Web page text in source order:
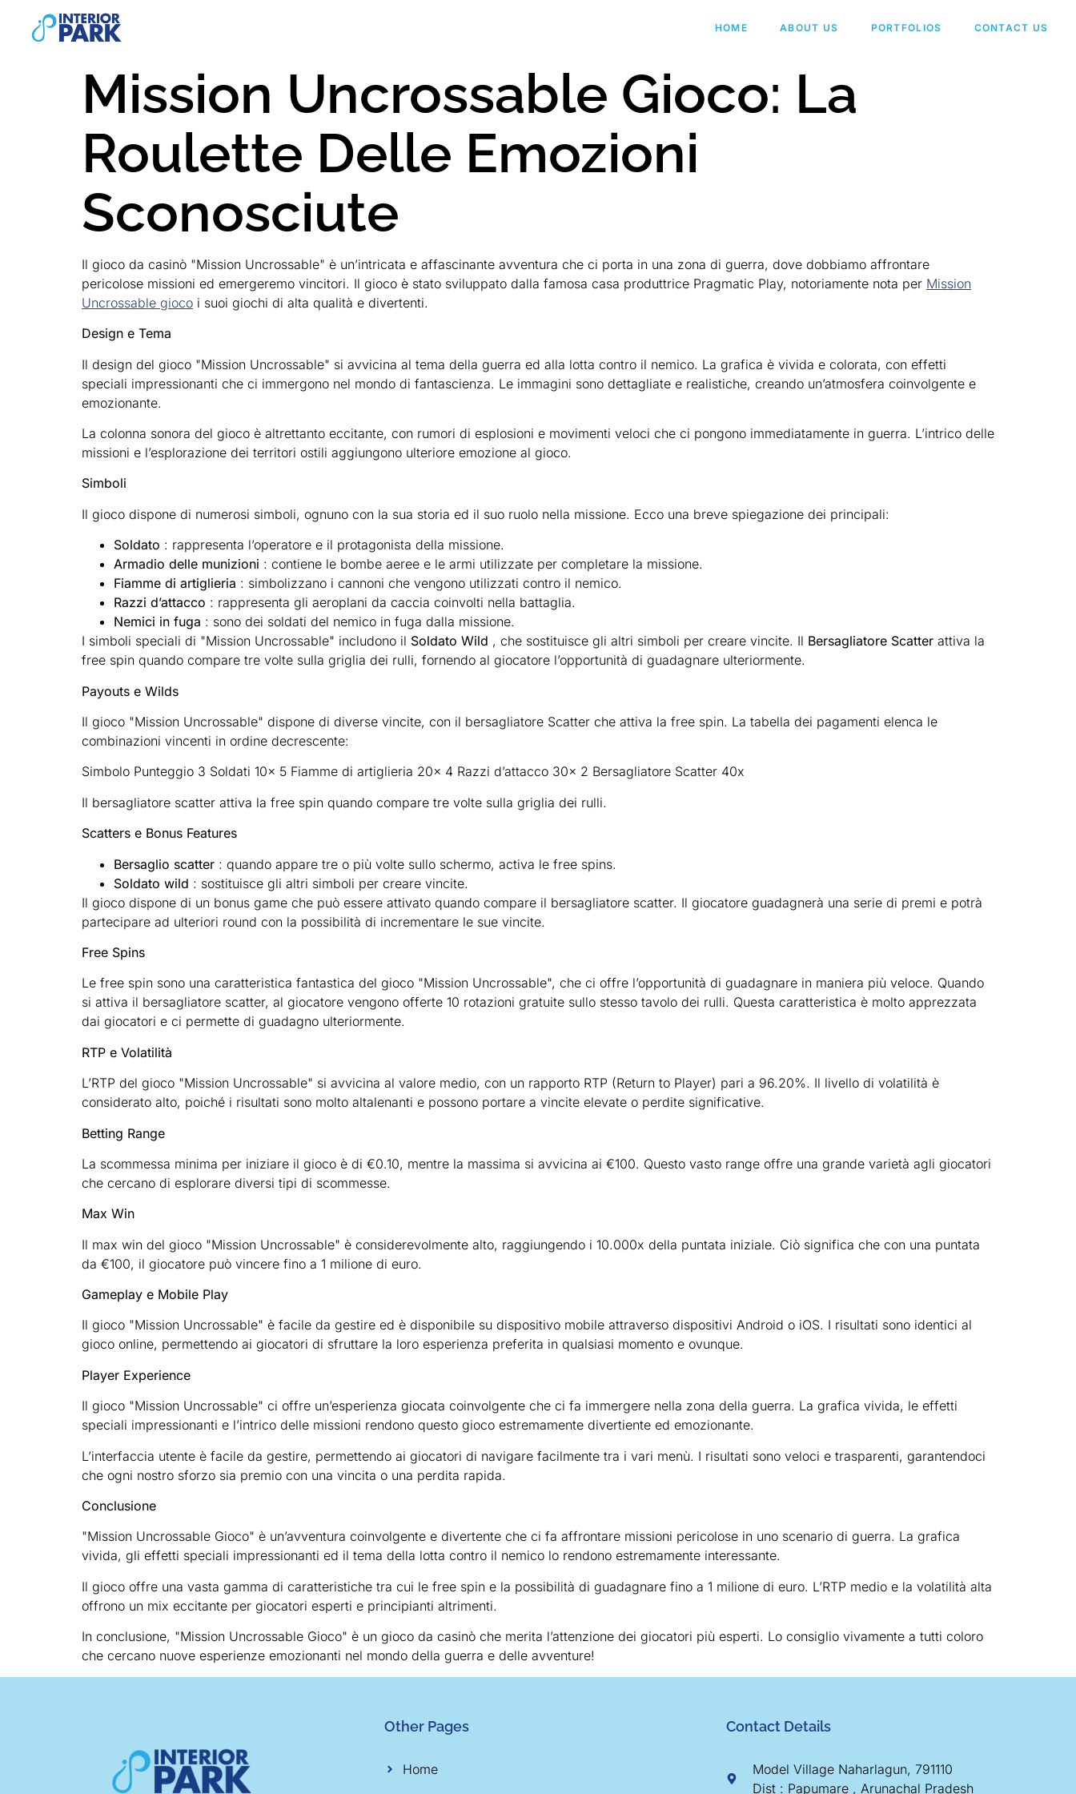
HOME ABOUT US PORTFOLIOS CONTACT US
Mission Uncrossable Gioco: La
Roulette Delle Emozioni
Sconosciute
Il gioco da casinò "Mission Uncrossable" è un’intricata e affascinante avventura che ci porta in una zona di guerra, dove dobbiamo affrontare
pericolose missioni ed emergeremo vincitori. Il gioco è stato sviluppato dalla famosa casa produttrice Pragmatic Play, notoriamente nota per Mission
Uncrossable gioco i suoi giochi di alta qualità e divertenti.
Design e Tema
Il design del gioco "Mission Uncrossable" si avvicina al tema della guerra ed alla lotta contro il nemico. La grafica è vivida e colorata, con effetti
speciali impressionanti che ci immergono nel mondo di fantascienza. Le immagini sono dettagliate e realistiche, creando un’atmosfera coinvolgente e
emozionante.
La colonna sonora del gioco è altrettanto eccitante, con rumori di esplosioni e movimenti veloci che ci pongono immediatamente in guerra. L’intrico delle
missioni e l’esplorazione dei territori ostili aggiungono ulteriore emozione al gioco.
Simboli
Il gioco dispone di numerosi simboli, ognuno con la sua storia ed il suo ruolo nella missione. Ecco una breve spiegazione dei principali:
Soldato : rappresenta l’operatore e il protagonista della missione.
Armadio delle munizioni : contiene le bombe aeree e le armi utilizzate per completare la missione.
Fiamme di artiglieria : simbolizzano i cannoni che vengono utilizzati contro il nemico.
Razzi d’attacco : rappresenta gli aeroplani da caccia coinvolti nella battaglia.
Nemici in fuga : sono dei soldati del nemico in fuga dalla missione.
I simboli speciali di "Mission Uncrossable" includono il Soldato Wild , che sostituisce gli altri simboli per creare vincite. Il Bersagliatore Scatter attiva la
free spin quando compare tre volte sulla griglia dei rulli, fornendo al giocatore l’opportunità di guadagnare ulteriormente.
Payouts e Wilds
Il gioco "Mission Uncrossable" dispone di diverse vincite, con il bersagliatore Scatter che attiva la free spin. La tabella dei pagamenti elenca le
combinazioni vincenti in ordine decrescente:
Simbolo Punteggio 3 Soldati 10x 5 Fiamme di artiglieria 20x 4 Razzi d’attacco 30x 2 Bersagliatore Scatter 40x
Il bersagliatore scatter attiva la free spin quando compare tre volte sulla griglia dei rulli.
Scatters e Bonus Features
Bersaglio scatter : quando appare tre o più volte sullo schermo, activa le free spins.
Soldato wild : sostituisce gli altri simboli per creare vincite.
Il gioco dispone di un bonus game che può essere attivato quando compare il bersagliatore scatter. Il giocatore guadagnerà una serie di premi e potrà
partecipare ad ulteriori round con la possibilità di incrementare le sue vincite.
Free Spins
Le free spin sono una caratteristica fantastica del gioco "Mission Uncrossable", che ci offre l’opportunità di guadagnare in maniera più veloce. Quando
si attiva il bersagliatore scatter, al giocatore vengono offerte 10 rotazioni gratuite sullo stesso tavolo dei rulli. Questa caratteristica è molto apprezzata
dai giocatori e ci permette di guadagno ulteriormente.
RTP e Volatilità
L’RTP del gioco "Mission Uncrossable" si avvicina al valore medio, con un rapporto RTP (Return to Player) pari a 96.20%. Il livello di volatilità è
considerato alto, poiché i risultati sono molto altalenanti e possono portare a vincite elevate o perdite significative.
Betting Range
La scommessa minima per iniziare il gioco è di €0.10, mentre la massima si avvicina ai €100. Questo vasto range offre una grande varietà agli giocatori
che cercano di esplorare diversi tipi di scommesse.
Max Win
Il max win del gioco "Mission Uncrossable" è considerevolmente alto, raggiungendo i 10.000x della puntata iniziale. Ciò significa che con una puntata
da €100, il giocatore può vincere fino a 1 milione di euro.
Gameplay e Mobile Play
Il gioco "Mission Uncrossable" è facile da gestire ed è disponibile su dispositivo mobile attraverso dispositivi Android o iOS. I risultati sono identici al
gioco online, permettendo ai giocatori di sfruttare la loro esperienza preferita in qualsiasi momento e ovunque.
Player Experience
Il gioco "Mission Uncrossable" ci offre un’esperienza giocata coinvolgente che ci fa immergere nella zona della guerra. La grafica vivida, le effetti
speciali impressionanti e l’intrico delle missioni rendono questo gioco estremamente divertiente ed emozionante.
L’interfaccia utente è facile da gestire, permettendo ai giocatori di navigare facilmente tra i vari menù. I risultati sono veloci e trasparenti, garantendoci
che ogni nostro sforzo sia premio con una vincita o una perdita rapida.
Conclusione
"Mission Uncrossable Gioco" è un’avventura coinvolgente e divertente che ci fa affrontare missioni pericolose in uno scenario di guerra. La grafica
vivida, gli effetti speciali impressionanti ed il tema della lotta contro il nemico lo rendono estremamente interessante.
Il gioco offre una vasta gamma di caratteristiche tra cui le free spin e la possibilità di guadagnare fino a 1 milione di euro. L’RTP medio e la volatilità alta
offrono un mix eccitante per giocatori esperti e principianti altrimenti.
In conclusione, "Mission Uncrossable Gioco" è un gioco da casinò che merita l’attenzione dei giocatori più esperti. Lo consiglio vivamente a tutti coloro
che cercano nuove esperienze emozionanti nel mondo della guerra e delle avventure!
Other Pages
Home
Contact Details
Model Village Naharlagun, 791110
Dist : Papumare , Arunachal Pradesh